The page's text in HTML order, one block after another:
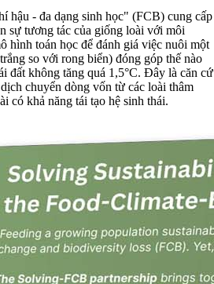
hậu - đa dạng sinh học" (FCB) cung cấp
sự tương tác của giống loài với môi
hình toán học để đánh giá việc nuôi một
so với rong biển) đóng góp thế nào
đất không tăng quá 1,5°C. Đây là căn cứ
chuyển dòng vốn từ các loài thâm
có khả năng tái tạo hệ sinh thái.